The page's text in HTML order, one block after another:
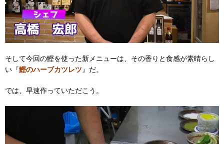
そして今回の鰹を使った新メニューは、その香りと食感が素晴らし
い『鰹のハーブカツレツ 』だ。
では、早速作っていただこう。